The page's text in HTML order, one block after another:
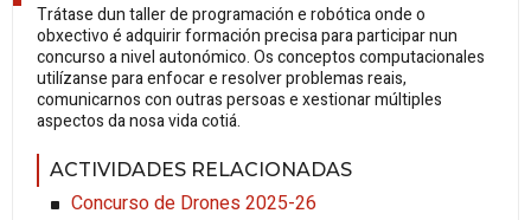
Trátase dun taller de programación e robótica onde o
obxectivo é adquirir formación precisa para participar nun
concurso a nivel autonómico. Os conceptos computacionales
utilízanse para enfocar e resolver problemas reais,
comunicarnos con outras persoas e xestionar múltiples
aspectos da nosa vida cotiá.
ACTIVIDADES RELACIONADAS
Concurso de Drones 2025-26